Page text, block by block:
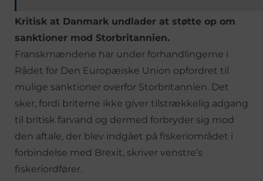
Kritisk at Danmark undlader at støtte op om
sanktioner mod Storbritannien.
Franskmændene har under forhandlingerne i
Rådet for Den Europæiske Union opfordret til
mulige sanktioner overfor Storbritannien. Det
sker, fordi briterne ikke giver tilstrækkelig adgang
til britisk farvand og dermed forbryder sig mod
den aftale, der blev indgået på fiskeriområdet i
forbindelse med Brexit, skriver venstre’s
fiskeriordfører.